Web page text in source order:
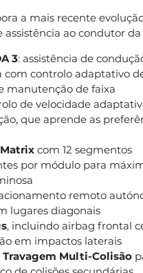
a mais recente
assistência ao condutor
3: assistência de
com controlo adaptativo
manutenção de faixa
de velocidade
que aprende as
com 12 segmentos
por módulo para
remoto
lugares diagonais
, incluindo airbag frontal
em impactos laterais
Travagem Multi-Colisão